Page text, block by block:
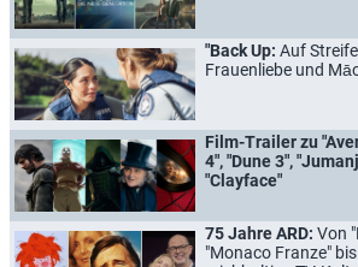
"Back Up: Auf
Frauenliebe und
Film-Trailer zu
4", "Dune 3",
"Clayface"
75 Jahre ARD: Von
"Monaco Franze"